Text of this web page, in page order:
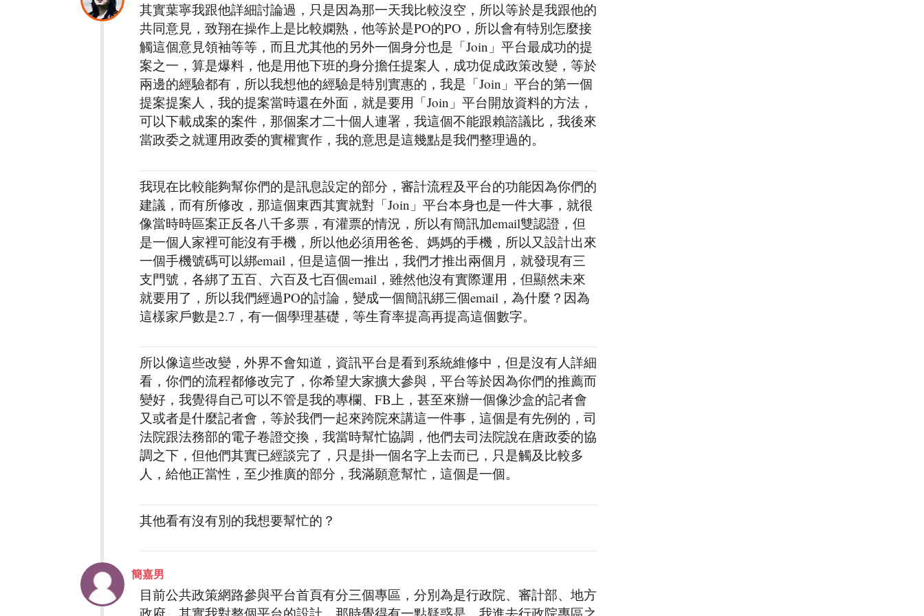
其實葉寧我跟他詳細討論過，只是因為那一天我比較沒空，所以等於是我跟他的
共同意見，致翔在操作上是比較嫻熟，他等於是PO的PO，所以會有特別怎麼接
觸這個意見領袖等等，而且尤其他的另外一個身分也是「Join」平台最成功的提
案之一，算是爆料，他是用他下班的身分擔任提案人，成功促成政策改變，等於
兩邊的經驗都有，所以我想他的經驗是特別實惠的，我是「Join」平台的第一個
提案提案人，我的提案當時還在外面，就是要用「Join」平台開放資料的方法，
可以下載成案的案件，那個案才二十個人連署，我這個不能跟賴諮議比，我後來
當政委之就運用政委的實權實作，我的意思是這幾點是我們整理過的。
我現在比較能夠幫你們的是訊息設定的部分，審計流程及平台的功能因為你們的
建議，而有所修改，那這個東西其實就對「Join」平台本身也是一件大事，就很
像當時時區案正反各八千多票，有灌票的情況，所以有簡訊加email雙認證，但
是一個人家裡可能沒有手機，所以他必須用爸爸、媽媽的手機，所以又設計出來
一個手機號碼可以綁email，但是這個一推出，我們才推出兩個月，就發現有三
支門號，各綁了五百、六百及七百個email，雖然他沒有實際運用，但顯然未來
就要用了，所以我們經過PO的討論，變成一個簡訊綁三個email，為什麼？因為
這樣家戶數是2.7，有一個學理基礎，等生育率提高再提高這個數字。
所以像這些改變，外界不會知道，資訊平台是看到系統維修中，但是沒有人詳細
看，你們的流程都修改完了，你希望大家擴大參與，平台等於因為你們的推薦而
變好，我覺得自己可以不管是我的專欄、FB上，甚至來辦一個像沙盒的記者會
又或者是什麼記者會，等於我們一起來跨院來講這一件事，這個是有先例的，司
法院跟法務部的電子卷證交換，我當時幫忙協調，他們去司法院說在唐政委的協
調之下，但他們其實已經談完了，只是掛一個名字上去而已，只是觸及比較多
人，給他正當性，至少推廣的部分，我滿願意幫忙，這個是一個。
其他看有沒有別的我想要幫忙的？
簡嘉男
目前公共政策網路參與平台首頁有分三個專區，分別為是行政院、審計部、地方